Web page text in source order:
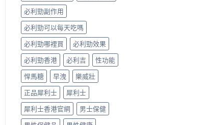
必利勁副作用
必利勁可以每天吃嗎
必利勁哪裡買
必利勁效果
必利勁香港
必利吉
性功能
悍馬糖
早洩
樂威壯
正品犀利士
犀利士
犀利士香港官網
男士保健